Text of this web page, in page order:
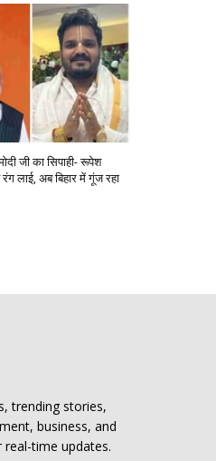
जी का सिपाही- रूपेश
लाई, अब बिहार में गूंज रहा
trending stories,
business, and
time updates.